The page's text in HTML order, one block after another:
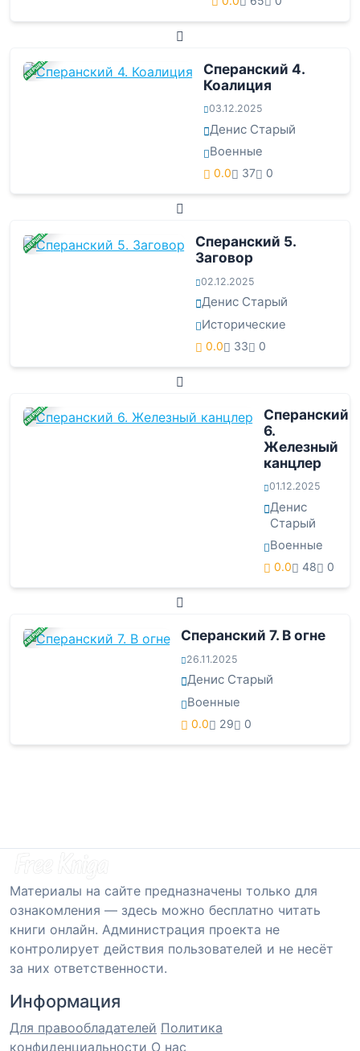
ЗАВЕРШЕНА
Сперанский 4.
Коалиция
03.12.2025
Денис Старый
Военные
0.0 37 0
ЗАВЕРШЕНА
Сперанский 5.
Заговор
02.12.2025
Денис Старый
Исторические
0.0 33 0
ЗАВЕРШЕНА
Сперанский
6.
Железный
канцлер
01.12.2025
Денис
Старый
Военные
0.0 48 0
ЗАВЕРШЕНА Сперанский 7. В огне
26.11.2025
Денис Старый
Военные
0.0 29 0
Материалы на сайте предназначены только для
ознакомления — здесь можно бесплатно читать
книги онлайн. Администрация проекта не
контролирует действия пользователей и не несёт
за них ответственности.
Информация
Для правообладателей Политика
конфиденциальности О нас